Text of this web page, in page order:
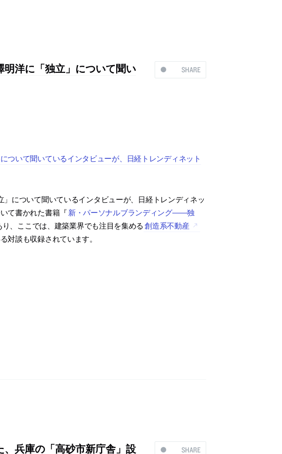
SHARE
洋に「独立」について聞い
ついて聞いているインタビューが、日経トレンディネット
」について聞いているインタビューが、日経トレンディネッ
て書かれた書籍『新・パーソナルブランディング――独
り、ここでは、建築業界でも注目を集める創造系不動産
対談も収録されています。
SHARE
兵庫の「高砂市新庁舎」設